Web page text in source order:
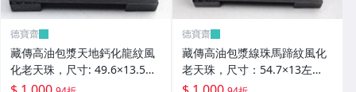
德寶齋
藏傳高油包漿天地鈣化龍紋風
化老天珠，尺寸: 49.6×13.5左
右，材質：瑪瑙， 天珠 瑪瑙
德寶齋
藏傳高油包漿線珠馬蹄紋風化
老天珠，尺寸：54.7×13左
右，材質：瑪瑙，玉髓 天珠 瑪